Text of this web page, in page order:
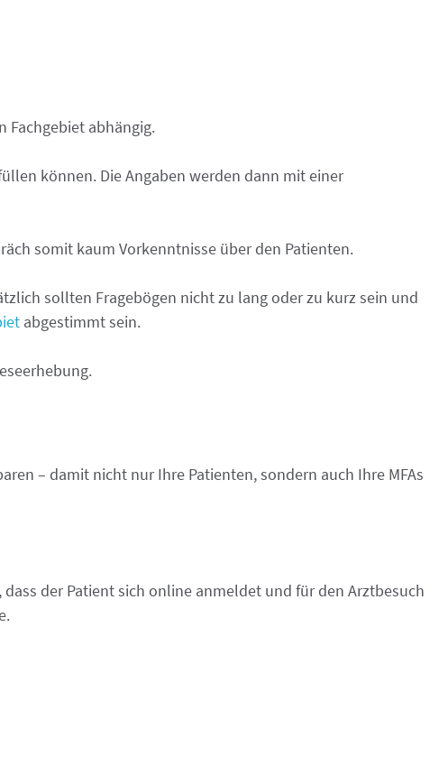
Fachgebiet abhängig.
können. Die Angaben werden dann mit einer
somit kaum Vorkenntnisse über den Patienten.
sollten Fragebögen nicht zu lang oder zu kurz sein und
abgestimmt sein.
– damit nicht nur Ihre Patienten, sondern auch Ihre MFAs
der Patient sich online anmeldet und für den Arztbesuch